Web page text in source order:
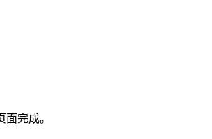
完成。